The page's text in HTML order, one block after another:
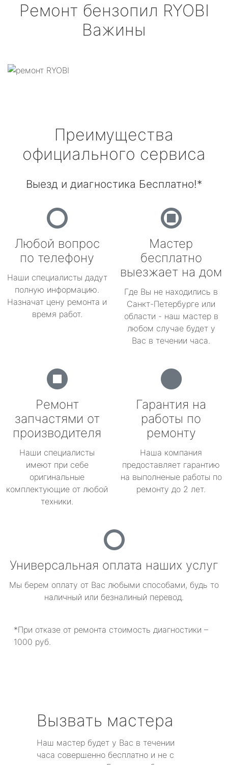
Ремонт бензопил RYOBI
Важины
Преимущества
официального сервиса
Выезд и диагностика Бесплатно!*
Любой вопрос
по телефону
Наши специалисты дадут
полную информацию.
Назначат цену ремонта и
время работ.
Мастер
бесплатно
выезжает на дом
Где Вы не находились в
Санкт-Петербурге или
области - наш мастер в
любом случае будет у
Вас в течении часа.
Ремонт
запчастями от
производителя
Наши специалисты
имеют при себе
оригинальные
комплектующие от любой
техники.
Гарантия на
работы по
ремонту
Наша компания
предоставляет гарантию
на выполненые работы по
ремонту до 2 лет.
Универсальная оплата наших услуг
Мы берем оплату от Вас любыми способами, будь то
наличный или безналиный перевод.
*При отказе от ремонта стоимость диагностики –
1000 руб.
Вызвать мастера
Наш мастер будет у Вас в течении
часа совершенно бесплатно и не с